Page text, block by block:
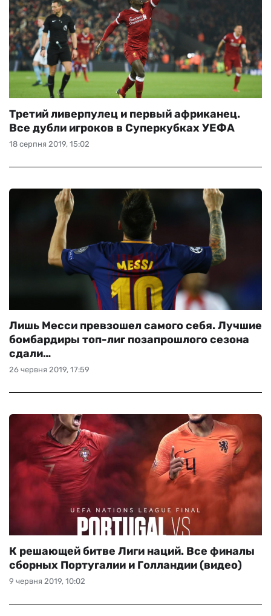
18 серпня 2019, 15:02
Третий ливерпулец и первый африканец.
Все дубли игроков в Суперкубках УЕФА
26 червня 2019, 17:59
Лишь Месси превзошел самого себя. Лучшие
бомбардиры топ-лиг позапрошлого сезона
сдали…
9 червня 2019, 10:02
К решающей битве Лиги наций. Все финалы
сборных Португалии и Голландии (видео)